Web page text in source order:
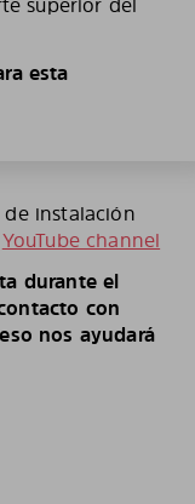
esta
instalación
YouTube channel
durante el
con
nos ayudará